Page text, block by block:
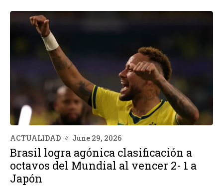
ACTUALIDAD June 29, 2026
Brasil logra agónica clasificación a
octavos del Mundial al vencer 2- 1 a
Japón